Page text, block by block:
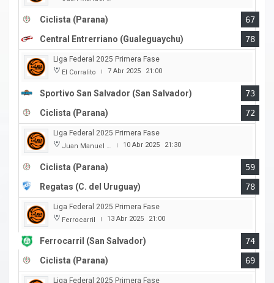
Ciclista (Parana)
67
Central Entrerriano (Gualeguaychu)
78
Liga Federal 2025 Primera Fase
El Corralito | 7 Abr 2025 21:00
Sportivo San Salvador (San Salvador)
73
Ciclista (Parana)
72
Liga Federal 2025 Primera Fase
Juan Manuel A. Baglietto | 10 Abr 2025 21:30
Ciclista (Parana)
59
Regatas (C. del Uruguay)
78
Liga Federal 2025 Primera Fase
Ferrocarril | 13 Abr 2025 21:00
Ferrocarril (San Salvador)
74
Ciclista (Parana)
69
Liga Federal 2025 Primera Fase